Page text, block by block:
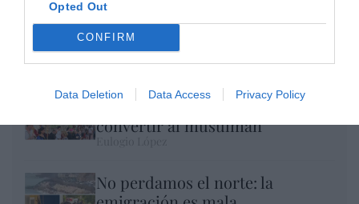
Opted Out
CONFIRM
Data Deletion Data Access Privacy Policy
El IBEX 35 cerró la sesión del miércoles en
los 20.057 puntos, un nuevo récord
Eulogio López
Ceuta. Nuestra Señora de África:
convertir al musulmán
No perdamos el norte: la